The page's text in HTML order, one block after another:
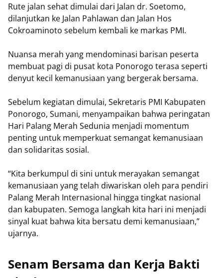
Rute jalan sehat dimulai dari Jalan dr. Soetomo,
dilanjutkan ke Jalan Pahlawan dan Jalan Hos
Cokroaminoto sebelum kembali ke markas PMI.
Nuansa merah yang mendominasi barisan peserta
membuat pagi di pusat kota Ponorogo terasa seperti
denyut kecil kemanusiaan yang bergerak bersama.
Sebelum kegiatan dimulai, Sekretaris PMI Kabupaten
Ponorogo, Sumani, menyampaikan bahwa peringatan
Hari Palang Merah Sedunia menjadi momentum
penting untuk memperkuat semangat kemanusiaan
dan solidaritas sosial.
“Kita berkumpul di sini untuk merayakan semangat
kemanusiaan yang telah diwariskan oleh para pendiri
Palang Merah Internasional hingga tingkat nasional
dan kabupaten. Semoga langkah kita hari ini menjadi
sinyal kuat bahwa kita bersatu demi kemanusiaan,”
ujarnya.
Senam Bersama dan Kerja Bakti